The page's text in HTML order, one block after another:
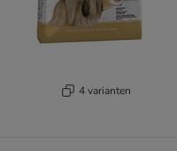
4 varianten